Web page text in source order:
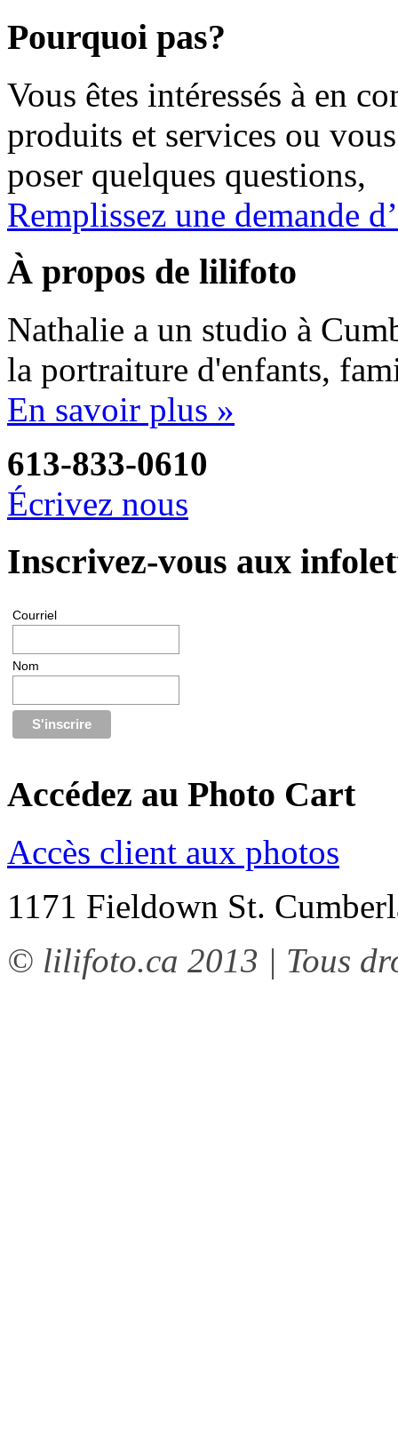
Pourquoi pas?
Vous êtes intéressés à en
produits et services ou
poser quelques questions,
Remplissez une demande
À propos de lilifoto
Nathalie a un studio à
la portraiture d'enfants,
En savoir plus »
613-833-0610
Écrivez nous
Inscrivez-vous aux
Courriel
Nom
Accédez au Photo Cart
Accès client aux photos
1171 Fieldown St.
© lilifoto.ca 2013 | Tous